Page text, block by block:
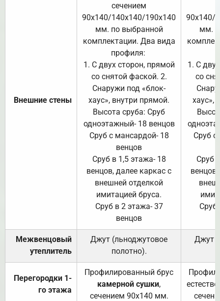
Внешние стены
сечением
90х140/140х140/190х140
мм. по выбранной
комплектации. Два вида
профиля:
1. С двух сторон, прямой
со снятой фаской. 2.
Снаружи под «блок-
хаус», внутри прямой.
Высота сруба: Сруб
одноэтажный- 18 венцов
Сруб с мансардой- 18
венцов
Сруб в 1,5 этажа- 18
венцов, далее каркас с
внешней отделкой
имитацией бруса.
Сруб в 2 этажа- 37
венцов
90х140/
мм.
1. С
со
хаус»,
Сруб с
Сруб
Сруб
Межвенцовый
утеплитель
Джут (льноджутовое
полотно).
Джут
Перегородки 1-
го этажа
Профилированный брус
камерной сушки,
сечением 90х140 мм.